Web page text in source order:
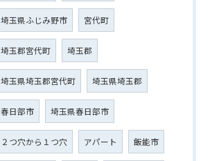
埼玉県ふじみ野市 宮代町
埼玉郡宮代町 埼玉郡
埼玉県埼玉郡宮代町 埼玉県埼玉郡
春日部市 埼玉県春日部市
２つ穴から１つ穴 アパート 飯能市